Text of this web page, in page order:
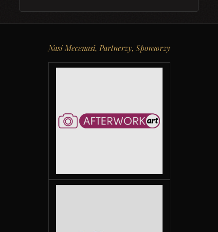
Nasi Mecenasi, Partnerzy, Sponsorzy